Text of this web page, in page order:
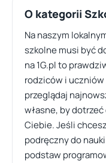
O kategorii
Na naszym
szkolne musi być
na 1G.pl to
rodziców i
przeglądaj
własne, by
Ciebie. Jeśli
podręczny do
podstaw